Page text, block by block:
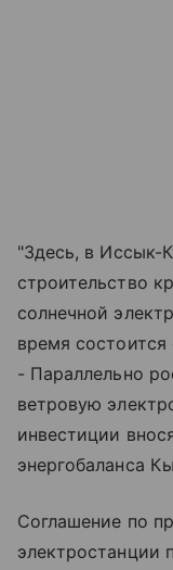
"Здесь, в Иссык-
строительство
солнечной
время
- Параллельно
ветровую
инвестиции
энергобаланса
Соглашение по
электростанции